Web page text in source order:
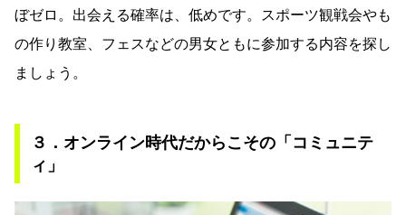
ぼゼロ。出会える確率は、低めです。スポーツ観戦会やも
の作り教室、フェスなどの男女ともに参加する内容を探し
ましょう。
３．オンライン時代だからこその「コミュニテ
ィ」